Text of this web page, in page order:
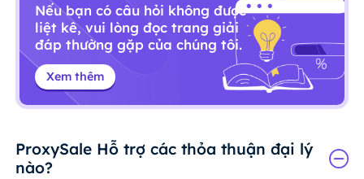
Nếu bạn có câu hỏi không được
liệt kê, vui lòng đọc trang giải
đáp thường gặp của chúng tôi.
Xem thêm
ProxySale Hỗ trợ các thỏa thuận đại lý
nào?